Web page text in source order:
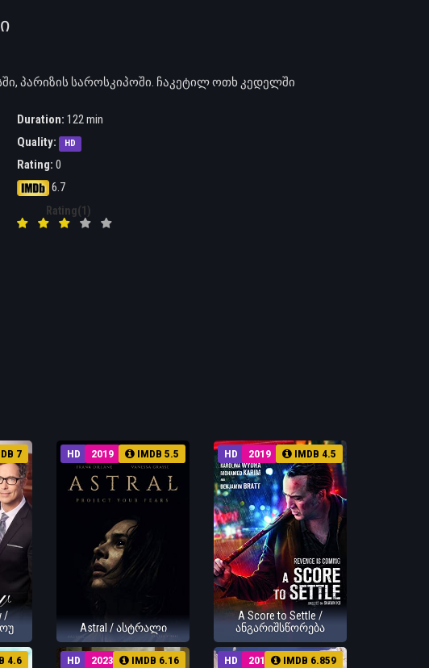
პარიზის საროსკიპოში. ჩაკეტილ ოთხ კედელში
Duration: 122 min
Quality:
HD
Rating: 0
6.7
Rating(1)
7
/
HD 2019 IMDB 5.5
Astral / ასტრალი
HD 2019 IMDB 4.5
A Score to Settle /
ანგარიშსწორება
4.6 HD 2023 IMDB 6.16 HD 2014 IMDB 6.859